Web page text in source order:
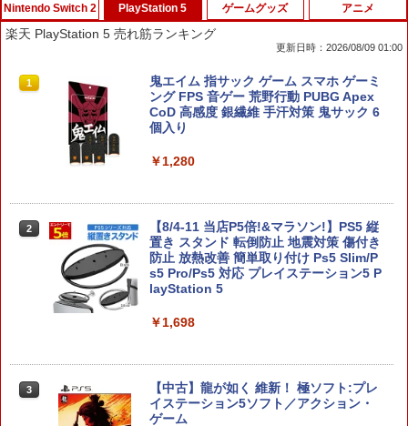
Nintendo Switch 2
1
【10倍ポイント】Nintendo Switch 2 収
納 ケース スイッチ 2 収納バッグ 防塵 防
汚 耐衝撃 全面保護型 大容量 ゲームカー
ド 小物収納可 持ち運び便利
￥1,000
2
グリップホルダー Switch2 Joy-Con グ
リップホルダー 2個セット スイッチ2 ジ
ョイコン コントローラー用 軽量 持ちや
すい 握りやすい 携帯便利
用ポーチ ブラック
￥1,908
PlayStation 5
楽天 PlayStation 5 売れ筋ランキング
更新日時：2026/08/09 01:00
1
鬼エイム 指サック ゲーム スマホ ゲーミ
ング FPS 音ゲー 荒野行動 PUBG Apex
CoD 高感度 銀繊維 手汗対策 鬼サック 6
個入り
￥1,280
2
【8/4-11 当店P5倍!&マラソン!】PS5 縦
置き スタンド 転倒防止 地震対策 傷付き
防止 放熱改善 簡単取り付け Ps5 Slim/P
s5 Pro/Ps5 対応 プレイステーション5 P
layStation 5
￥1,698
3
【中古】龍が如く 維新！ 極ソフト:プレ
イステーション5ソフト／アクション・
ゲーム
ゲームグッズ アニメ